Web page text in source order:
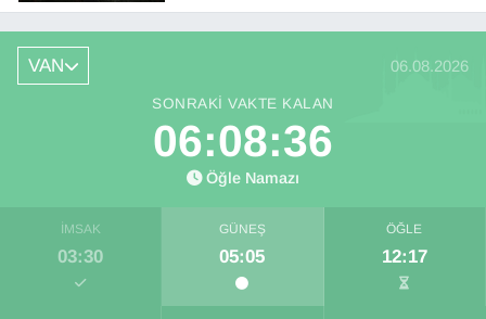
VAN 06.08.2026
SONRAKI VAKTE KALAN
06:08:35
Öğle Namazı
İMSAK
03:30
GÜNEŞ
05:05
ÖĞLE
12:17